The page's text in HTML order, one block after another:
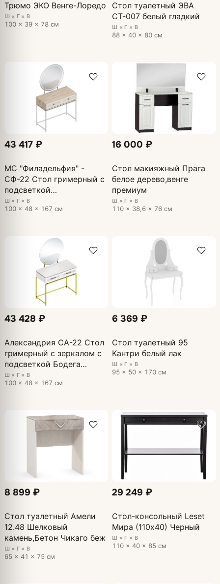
Трюмо ЭКО Венге-Лоредо
Ш × Г × В
100 × 39 × 78 см
Стол туалетный ЭВА
СТ-007 белый гладкий
Ш × Г × В
88 × 40 × 80 см
43 417 ₽
МС "Филадельфия" -
СФ-22 Стол гримерный с
подсветкой
1000х480х1670 Дуб
баррик БЕЖ
Ш × Г × В
100 × 48 × 167 см
16 000 ₽
Стол макияжный Прага
белое дерево,венге
премиум
Ш × Г × В
110 × 38,6 × 76 см
43 428 ₽
Александрия СА-22 Стол
гримерный c зеркалом с
подсветкой Бодега
светлая
Ш × Г × В
100 × 48 × 167 см
6 369 ₽
Стол туалетный 95
Кантри белый лак
Ш × Г × В
95 × 50 × 170 см
8 899 ₽
Стол туалетный Амели
12.48 Шелковый
камень,Бетон Чикаго беж
Ш × Г × В
65 × 41 × 75 см
29 249 ₽
Стол-консольный Leset
Мира (110х40) Черный
Ш × Г × В
110 × 40 × 85 см